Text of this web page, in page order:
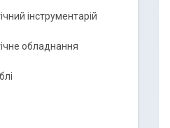
інструментарій
обладнання